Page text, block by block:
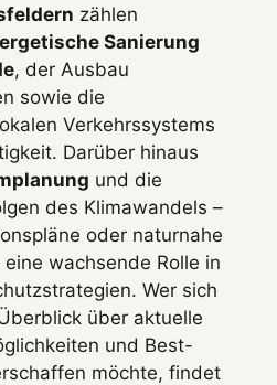
zählen
Sanierung
, der Ausbau
sowie die
Verkehrssystems
Darüber hinaus
und die
des Klimawandels –
oder naturnahe
wachsende Rolle in
Wer sich
über aktuelle
und Best-
möchte, findet